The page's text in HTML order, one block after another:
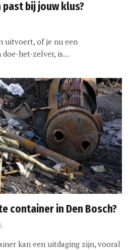
bij jouw klus?
uitvoert, of je nu een
doe-het-zelver, is…
container in Den Bosch?
kan een uitdaging zijn, vooral